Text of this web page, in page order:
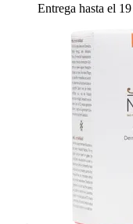
Entrega hasta el